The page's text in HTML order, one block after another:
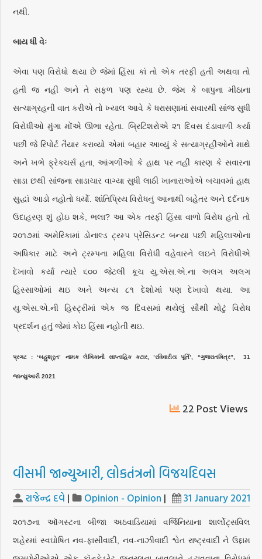
નથી.
બાય ધી વેઃ
એવા પણ વિરોધો થયા છે જેમાં હિંસા કાં તો એક તરફી હતી અથવા તો
હતી જ નહીં અને તે સફળ પણ રહ્યા છે. જેમ કે બાપુના મીઠાના
સત્ચાગ્રહની વાત કરીએ તો ખ્યાલ આવે કે ધરાસણામાં સવારથી સાંજ સુધી
વિરોધીઓ મુંગા મોંએ ઊભા રહેતા. બ્રિટિશરોએ ૨૧ દિવસ દંડાવાળી કર્યા
પછી જે રિપોર્ટ તૈયાર કરાવ્યો એમાં બહાર આવ્યું કે સત્યાગ્રહીઓને માથે
અને ખભે ફ્રેક્ચર્સ હતા, આંગળીઓ કે હાથ પર નહીં કારણ કે સવારના
સાડા છથી સાંજના સાડાચાર વાગ્યા સુધી લાઠી ખાનારાઓએ બચાવમાં હાથ
સુદ્ધાં આડો નહોતો ધર્યો. શાંતિપ્રિય વિરોધનું આનાથી બહેતર અને દર્દનાક
ઉદાહરણ શું હોઇ શકે, ભલા? આ એક તરફી હિંસા વાળો વિરોધ હતો તો
૨૦૧૭માં અમેરિકામાં ડોનાલ્ડ ટ્રમ્પ પ્રેસિડન્ટ બન્યા પછી મહિલાઓના
અધિકાર માટે અને ટ્રમ્પના મહિલા વિરોધી વહેવારને લઇને વિરોધીએ
દેખાવો કર્યા ત્યારે ૬૦૦ જેટલી કૂચ યુ.એસ.એ.ના અલગ અલગ
હિસ્સાઓમાં થઇ અને અન્ય ૮૧ દેશોમાં પણ દેખાવો થયા. આ
યુ.એસ.એ.ની હિસ્ટ્રીમાં એક જ દિવસમાં થયેલું સૌથી મોટું વિરોધ
પ્રદર્શન હતું જેમાં કોઇ હિંસા નહોતી થઇ.
પ્રગટ : ‘બહુશ્રૃત’ નામક લેખિકાની સાપ્તાહિક કટાર, ’રવિવારીય પૂર્તિ’, “ગુજરાતમિત્ર”, 31
જાન્યુઆરી 2021
22 Post Views
વીસમી જાન્યુઆરી, લોકતંત્રનો વિજયદિવસ
રાજેન્દ્ર દવે | Opinion - Opinion | 31 January 2021
૨૦૧૭ના ઑગસ્ટના બીજા અઠવાડિયામાં વર્જિનિયાના શાર્લોટ્‌સવિલ
શહેરમાં સ્વઘોષિત નવ-ફાસીવાદી, નવ-નાઝીવાદી શ્વેત રાષ્ટ્રવાદી ને ઉદ્દામ